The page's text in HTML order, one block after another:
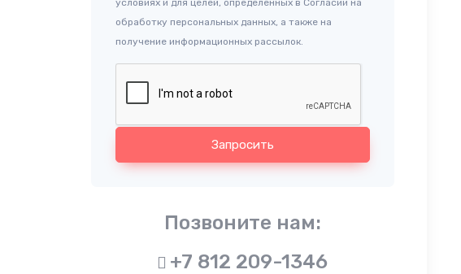
обработку персональных данных, а также на
получение информационных рассылок.
Запросить
Позвоните нам:
+7 812 209-1346